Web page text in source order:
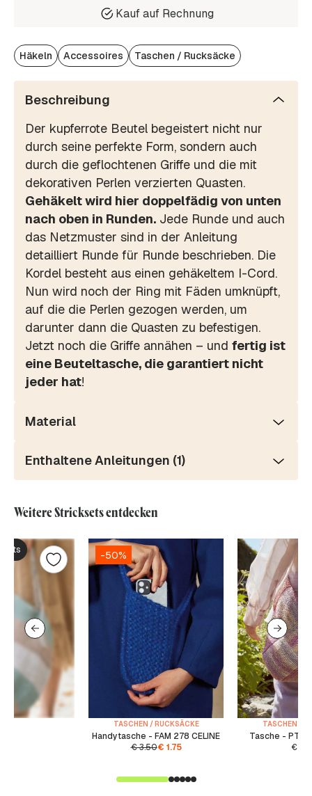
Kauf auf Rechnung
Häkeln Accessoires Taschen / Rucksäcke
Beschreibung
Der kupferrote Beutel begeistert nicht nur
durch seine perfekte Form, sondern auch
durch die geflochtenen Griffe und die mit
dekorativen Perlen verzierten Quasten.
Gehäkelt wird hier doppelfädig von unten
nach oben in Runden. Jede Runde und auch
das Netzmuster sind in der Anleitung
detailliert Runde für Runde beschrieben. Die
Kordel besteht aus einen gehäkeltem I-Cord.
Nun wird noch der Ring mit Fäden umknüpft,
auf die die Perlen gezogen werden, um
darunter dann die Quasten zu befestigen.
Jetzt noch die Griffe annähen – und fertig ist
eine Beuteltasche, die garantiert nicht
jeder hat!
Material
Enthaltene Anleitungen (1)
Weitere Stricksets entdecken
-50%
TASCHEN / RUCKSÄCKE
Handytasche - FAM 278 CELINE
€3.50€ 1.75
TASCHEN /
Tasche - PTO
€